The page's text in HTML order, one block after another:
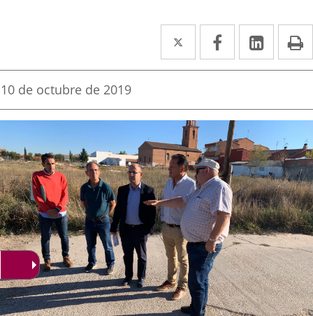
Twitter
Enlace
a
aplicación
externa.
Facebook
Enlace
a
aplicación
externa.
Enlace
a
Fecha
la
10 de octubre de 2019